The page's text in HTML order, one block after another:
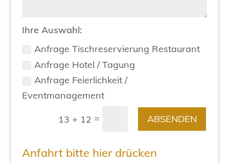
Ihre Auswahl:
Anfrage Tischreservierung Restaurant
Anfrage Hotel / Tagung
Anfrage Feierlichkeit /
Eventmanagement
13 + 12 = ABSENDEN
Anfahrt bitte hier drücken